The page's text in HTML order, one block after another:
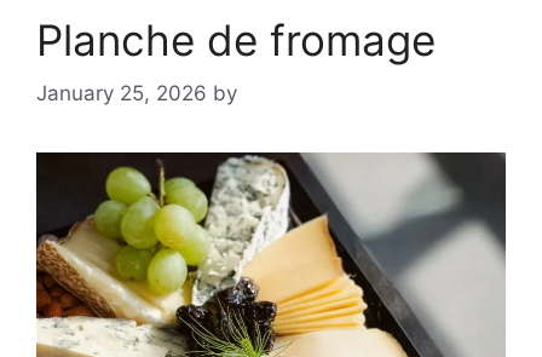
Planche de fromage
January 25, 2026 by